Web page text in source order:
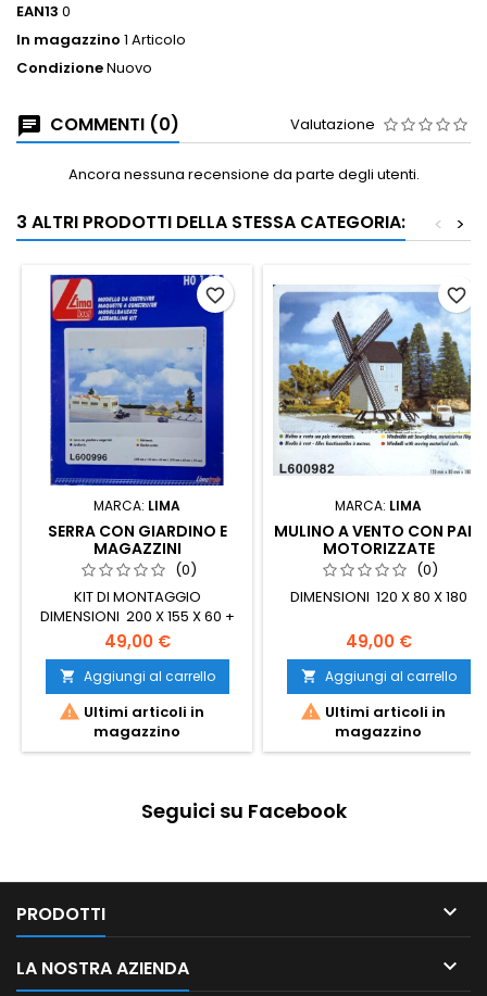
EAN13 0
In magazzino 1 Articolo
CondizioneNuovo
COMMENTI (0) Valutazione
Ancora nessuna recensione da parte degli utenti.
3 ALTRI PRODOTTI DELLA STESSA CATEGORIA: >
<
MARCA: LIMA
SERRA CON GIARDINO E
MAGAZZINI
(0)
KIT DI MONTAGGIO
DIMENSIONI 200 X 155 X 60 +
230 X 60 50
49,00 €
 Aggiungi al carrello
 Ultimi articoli in
magazzino
favorite_border
MARCA: LIMA
MULINO A VENTO CON PALE
MOTORIZZATE
(0)
DIMENSIONI 120 X 80 X 180
49,00 €
 Aggiungi al carrello
 Ultimi articoli in
magazzino
favorite_border
Seguici su Facebook
PRODOTTI 
LA NOSTRA AZIENDA 